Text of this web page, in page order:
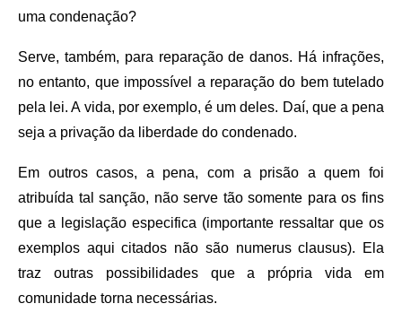
uma condenação?
Serve, também, para reparação de danos. Há infrações,
no entanto, que impossível a reparação do bem tutelado
pela lei. A vida, por exemplo, é um deles. Daí, que a pena
seja a privação da liberdade do condenado.
Em outros casos, a pena, com a prisão a quem foi
atribuída tal sanção, não serve tão somente para os fins
que a legislação especifica (importante ressaltar que os
exemplos aqui citados não são numerus clausus). Ela
traz outras possibilidades que a própria vida em
comunidade torna necessárias.